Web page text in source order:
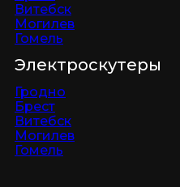
Витебск
Могилев
Гомель
Электроскутеры
Гродно
Брест
Витебск
Могилев
Гомель